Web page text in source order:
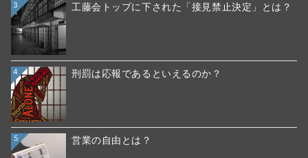
3 工藤会トップに下された「接見禁止決定」とは？
4 刑罰は応報であるといえるのか？
5 営業の自由とは？